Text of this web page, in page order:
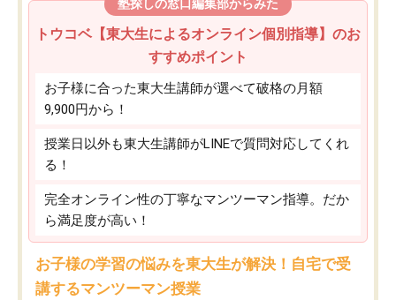
塾探しの窓口編集部からみた
トウコベ【東大生によるオンライン個別指導】のお
すすめポイント
お子様に合った東大生講師が選べて破格の月額
9,900円から！
授業日以外も東大生講師がLINEで質問対応してくれ
る！
完全オンライン性の丁寧なマンツーマン指導。だか
ら満足度が高い！
お子様の学習の悩みを東大生が解決！自宅で受
講するマンツーマン授業